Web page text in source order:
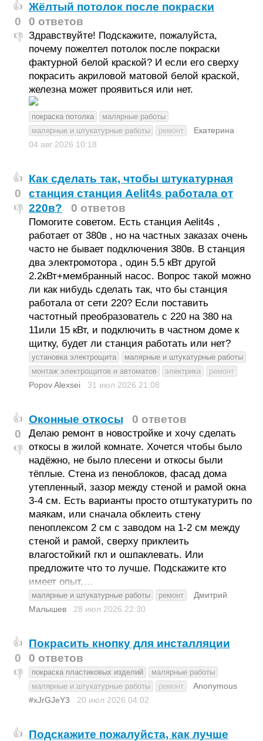
👍
0
👎
Жёлтый потолок после покраски
0 ответов
Здравствуйте! Подскажите, пожалуйста,
почему пожелтел потолок после покраски
фактурной белой краской? И если его сверху
покрасить акриловой матовой белой краской,
железна может проявиться или нет.
покраска потолка
малярные работы
малярные и штукатурные работы
ремонт
Екатерина
04 авг 2026 10:18
👍
0
👎
Как сделать так, чтобы штукатурная
станция станция Aelit4s работала от
220в?
0 ответов
Помогите советом. Есть станция Aelit4s ,
работает от 380в , но на частных заказах очень
часто не бывает подключения 380в. В станция
два электромотора , один 5.5 кВт другой
2.2кВт+мембранный насос. Вопрос такой можно
ли как нибудь сделать так, что бы станция
работала от сети 220? Если поставить
частотный преобразователь с 220 на 380 на
11или 15 кВт, и подключить в частном доме к
щитку, будет ли станция работать или нет?
установка электрощита
малярные и штукатурные работы
монтаж электрощитов и автоматов
электрика ремонт
Popov Alexsei 31 июл 2026 21:08
👍
0
👎
Оконные откосы 0 ответов
Делаю ремонт в новостройке и хочу сделать
откосы в жилой комнате. Хочется чтобы было
надёжно, не было плесени и откосы были
тёплые. Стена из пеноблоков, фасад дома
утепленный, зазор между стеной и рамой окна
3-4 см. Есть варианты просто отштукатурить по
маякам, или сначала обклеить стену
пеноплексом 2 см с заводом на 1-2 см между
стеной и рамой, сверху приклеить
влагостойкий гкл и ошпаклевать. Или
предложите что то лучше. Подскажите кто
имеет опыт,…
малярные и штукатурные работы ремонт
Дмитрий
Малышев
28 июл 2026 22:30
👍
0
👎
Покрасить кнопку для инсталляции
0 ответов
покраска пластиковых изделий
малярные работы
малярные и штукатурные работы
ремонт
Anonymous
#xJrGJeY3
20 июл 2026 04:02
👍
Подскажите пожалуйста, как лучше